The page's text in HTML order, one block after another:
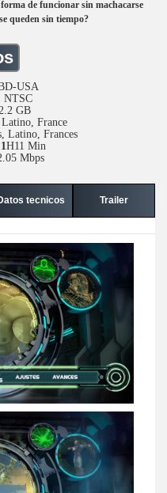
de funcionar sin machacarse
queden sin tiempo?
USA
NTSC
GB
France
Latino, Frances
H11 Min
Mbps
tecnicos Trailer